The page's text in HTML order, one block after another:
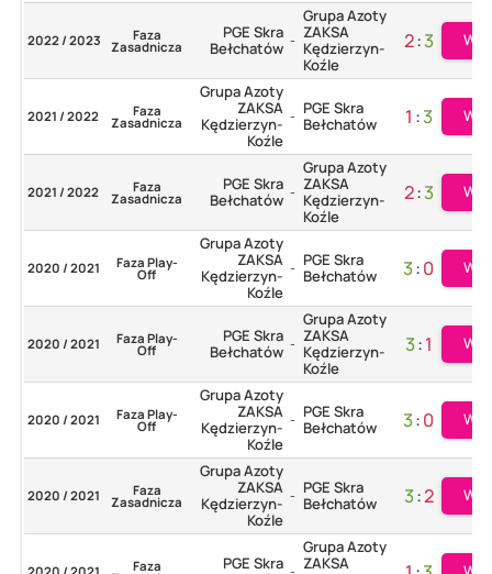
2022 / 2023 Faza
Zasadnicza
PGE Skra
Bełchatów -
Grupa Azoty
ZAKSA
Kędzierzyn-
Koźle
2:3
2021 / 2022 Faza
Zasadnicza
Grupa Azoty
ZAKSA
Kędzierzyn-
Koźle
- PGE Skra
Bełchatów
1 :3
2021 / 2022 Faza
Zasadnicza
PGE Skra
Bełchatów -
Grupa Azoty
ZAKSA
Kędzierzyn-
Koźle
2:3
2020 / 2021 Faza Play-
Off
Grupa Azoty
ZAKSA
Kędzierzyn-
Koźle
- PGE Skra
Bełchatów
3:0
2020 / 2021 Faza Play-
Off
PGE Skra
Bełchatów -
Grupa Azoty
ZAKSA
Kędzierzyn-
Koźle
3:1
2020 / 2021 Faza Play-
Off
Grupa Azoty
ZAKSA
Kędzierzyn-
Koźle
- PGE Skra
Bełchatów
3:0
2020 / 2021 Faza
Zasadnicza
Grupa Azoty
ZAKSA
Kędzierzyn-
Koźle
- PGE Skra
Bełchatów
3:2
Faza
PGE Skra
Grupa Azoty
ZAKSA